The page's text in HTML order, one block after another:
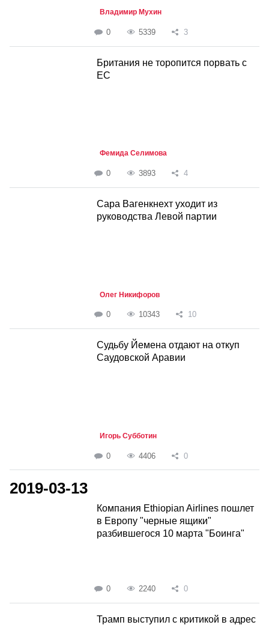
Владимир Мухин
0 5339 3
Британия не торопится порвать с
ЕС
Фемида Селимова
0 3893 4
Сара Вагенкнехт уходит из
руководства Левой партии
Олег Никифоров
0 10343 10
Судьбу Йемена отдают на откуп
Саудовской Аравии
Игорь Субботин
0 4406 0
2019-03-13
Компания Ethiopian Airlines пошлет
в Европу "черные ящики"
разбившегося 10 марта "Боинга"
0 2240 0
Трамп выступил с критикой в адрес